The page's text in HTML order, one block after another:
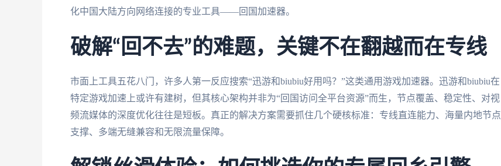
化中国大陆方向网络连接的专业工具——回国加速器。
破解“回不去”的难题，关键不在翻越而在专线
市面上工具五花八门，许多人第一反应搜索“迅游和biubiu好用吗？”这类通用游戏加速器。迅游和biubiu在
特定游戏加速上或许有建树，但其核心架构并非为“回国访问全平台资源”而生，节点覆盖、稳定性、对视
频流媒体的深度优化往往是短板。真正的解决方案需要抓住几个硬核标准：专线直连能力、海量内地节点
支撑、多端无缝兼容和无限流量保障。